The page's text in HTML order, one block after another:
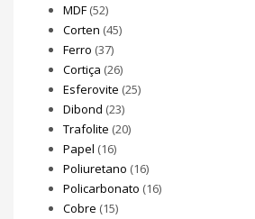
MDF (52)
Corten (45)
Ferro (37)
Cortiça (26)
Esferovite (25)
Dibond (23)
Trafolite (20)
Papel (16)
Poliuretano (16)
Policarbonato (16)
Cobre (15)